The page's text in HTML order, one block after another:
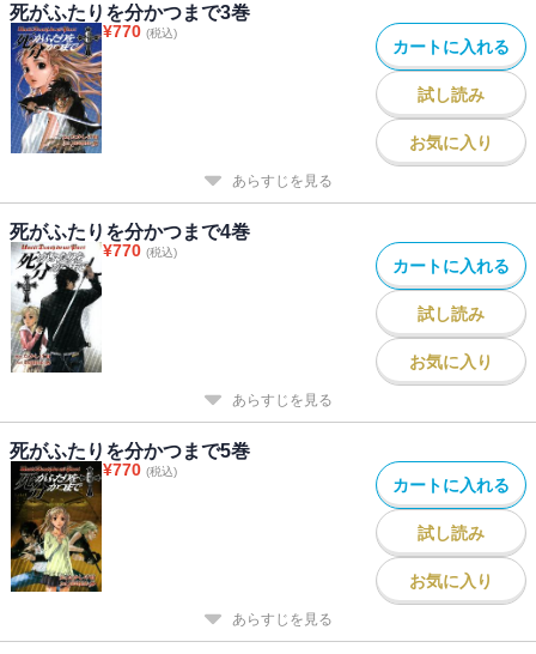
死がふたりを分かつまで3巻
¥770 (税込)
カートに入れる
試し読み
お気に入り
あらすじを見る
死がふたりを分かつまで4巻
¥770 (税込)
カートに入れる
試し読み
お気に入り
あらすじを見る
死がふたりを分かつまで5巻
¥770 (税込)
カートに入れる
試し読み
お気に入り
あらすじを見る